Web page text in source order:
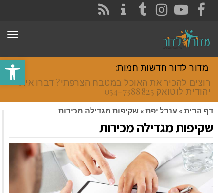
פתח
FACEBOOK
YOUTUBE
INSTAGRAM
TUMBLR
מדור לדור חדשות חמות:
רוצים להכיר את האוכל במטבח הצרפתי? דברו איתי
יהודית לוטואק 054-7388825.
דף הבית » ענבל יפת » שקיפות מגדילה מכירות
שקיפות מגדילה מכירות